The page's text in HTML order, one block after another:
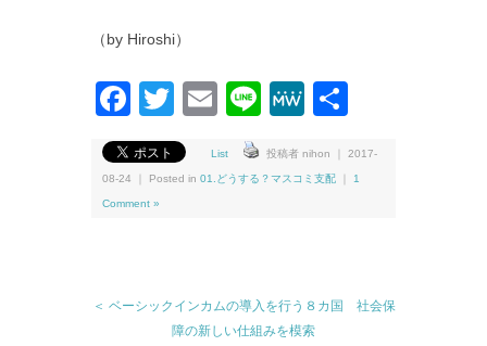
（by Hiroshi）
Facebook
Twitter
EmailLineMeWe
List 投稿者 nihon ｜ 2017-
08-24 ｜ Posted in 01.どうする？マスコミ支配 1
Comment »
＜ ベーシックインカムの導入を行う８カ国 社会保
障の新しい仕組みを模索